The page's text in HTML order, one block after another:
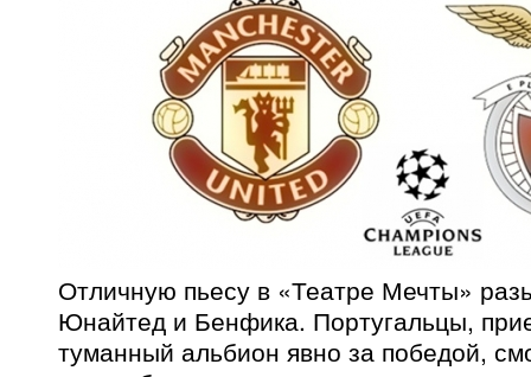
Отличную пьесу в «Театре Мечты»
Юнайтед и Бенфика. Португальцы,
туманный альбион явно за победой,